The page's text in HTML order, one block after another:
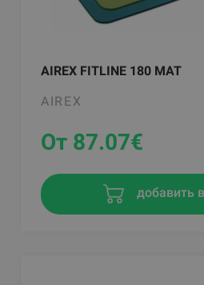
AIREX FITLINE 180 MAT
AIREX
От 87.07€
добавить